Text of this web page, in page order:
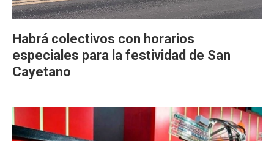
Habrá colectivos con horarios
especiales para la festividad de San
Cayetano